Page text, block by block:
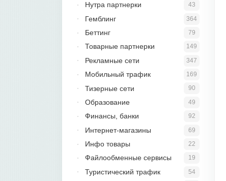
43
Нутра партнерки
364
Гемблинг
79
Беттинг
149
Товарные партнерки
347
Рекламные сети
169
Мобильный трафик
90
Тизерные сети
49
Образование
92
Финансы, банки
69
Интернет-магазины
22
Инфо товары
19
Файлообменные сервисы
54
Туристический трафик